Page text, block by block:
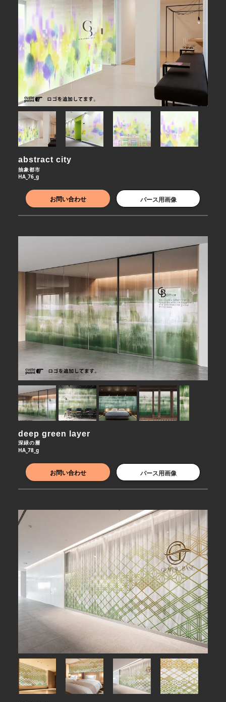
abstract city
抽象都市
HA_76_g
お問い合わせ パース用画像
deep green layer
深緑の層
HA_78_g
お問い合わせ パース用画像